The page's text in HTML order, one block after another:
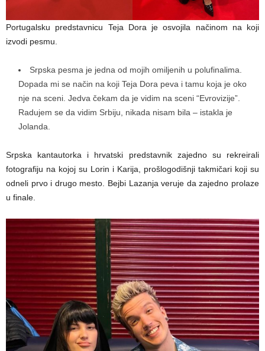
Portugalsku predstavnicu Teja Dora je osvojila načinom na koji
izvodi pesmu.
Srpska pesma je jedna od mojih omiljenih u polufinalima.
Dopada mi se način na koji Teja Dora peva i tamu koja je oko
nje na sceni. Jedva čekam da je vidim na sceni “Evrovizije”.
Radujem se da vidim Srbiju, nikada nisam bila – istakla je
Jolanda.
Srpska kantautorka i hrvatski predstavnik zajedno su rekreirali
fotografiju na kojoj su Lorin i Karija, prošlogodišnji takmičari koji su
odneli prvo i drugo mesto. Bejbi Lazanja veruje da zajedno prolaze
u finale.